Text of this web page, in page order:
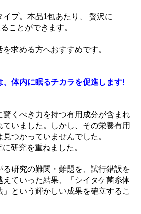
プ。本品1包あたり、 贅沢に
ことができます。
を求める方へおすすめです。
、体内に眠るチカラを促進します!
驚くべき力を持つ有用成分が含まれ
いました。しかし、その栄養有用
つかっていませんでした。
研究を重ねました。
る研究の難関・難題を、試行錯誤を
えていった結果、「シイタケ菌糸体
という輝かしい成果を確立するこ